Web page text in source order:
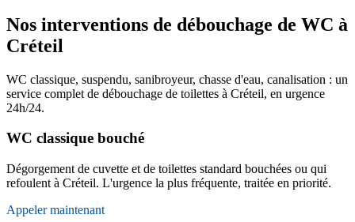
Nos interventions de débouchage de WC à
Créteil
WC classique, suspendu, sanibroyeur, chasse d'eau, canalisation : un
service complet de débouchage de toilettes à Créteil, en urgence
24h/24.
WC classique bouché
Dégorgement de cuvette et de toilettes standard bouchées ou qui
refoulent à Créteil. L'urgence la plus fréquente, traitée en priorité.
Appeler maintenant